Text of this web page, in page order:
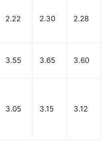
2.22 2.30 2.28
3.55 3.65 3.60
3.05 3.15 3.12